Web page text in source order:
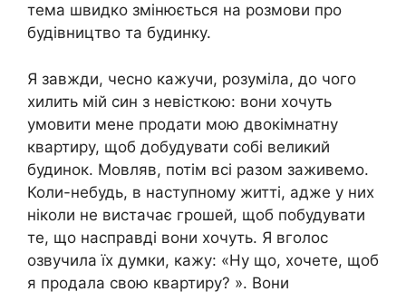
тема швидко змінюється на розмови про
будівництво та будинку.
Я завжди, чесно кажучи, розуміла, до чого
хилить мій син з невісткою: вони хочуть
умовити мене продати мою двокімнатну
квартиру, щоб добудувати собі великий
будинок. Мовляв, потім всі разом заживемо.
Коли-небудь, в наступному житті, адже у них
ніколи не вистачає грошей, щоб побудувати
те, що насправді вони хочуть. Я вголос
озвучила їх думки, кажу: «Ну що, хочете, щоб
я продала свою квартиру? ». Вони